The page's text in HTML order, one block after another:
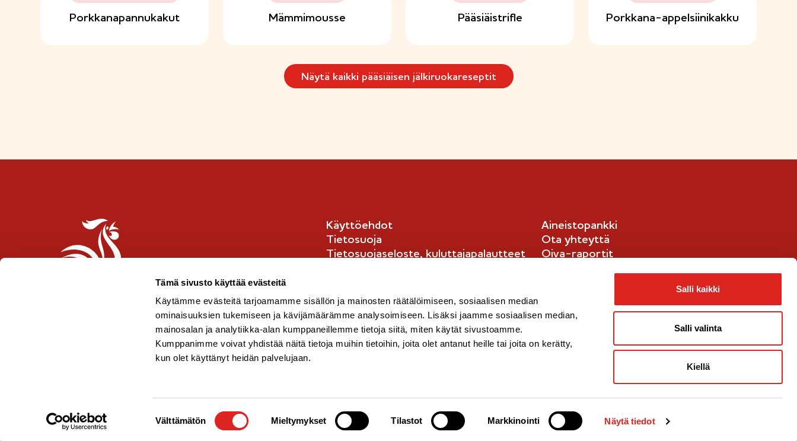
Tämä sivusto käyttää evästeitä
Käytämme evästeitä tarjoamamme sisällön ja mainosten räätälöimiseen, sosiaalisen median
ominaisuuksien tukemiseen ja kävijämäärämme analysoimiseen. Lisäksi jaamme sosiaalisen median,
mainosalan ja analytiikka-alan kumppaneillemme tietoja siitä, miten käytät sivustoamme.
Kumppanimme voivat yhdistää näitä tietoja muihin tietoihin, joita olet antanut heille tai joita on kerätty,
kun olet käyttänyt heidän palvelujaan.
Välttämätön Mieltymykset Tilastot Markkinointi Näytä tiedot
Salli kaikki
Salli valinta
Kiellä
Porkkanapannukakut Mämmimousse Pääsiäistrifle Porkkana-appelsiinikakku
Näytä kaikki pääsiäisen jälkiruokareseptit
Käyttöehdot
Tietosuoja
Tietosuojaseloste, kuluttajapalautteet
Aineistopankki
Ota yhteyttä
Oiva-raportit
Copyright © 2026 Saarioinen Oy